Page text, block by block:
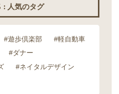
: 人気のタグ
#遊歩倶楽部
#軽自動車
#ダナー
#ネイタルデザイン